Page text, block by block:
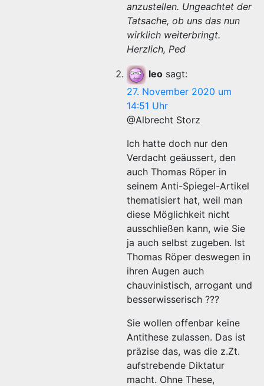
anzustellen. Ungeachtet der
Tatsache, ob uns das nun
wirklich weiterbringt.
Herzlich, Ped
leo sagt:
27. November 2020 um
14:51 Uhr
@Albrecht Storz
Ich hatte doch nur den
Verdacht geäussert, den
auch Thomas Röper in
seinem Anti-Spiegel-Artikel
thematisiert hat, weil man
diese Möglichkeit nicht
ausschließen kann, wie Sie
ja auch selbst zugeben. Ist
Thomas Röper deswegen in
ihren Augen auch
chauvinistisch, arrogant und
besserwisserisch ???
Sie wollen offenbar keine
Antithese zulassen. Das ist
präzise das, was die z.Zt.
aufstrebende Diktatur
macht. Ohne These,